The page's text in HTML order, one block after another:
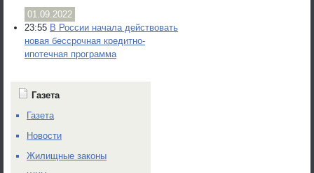
01.09.2022
23:55 В России начала действовать
новая бессрочная кредитно-
ипотечная программа
Газета
Газета
Новости
Жилищные законы